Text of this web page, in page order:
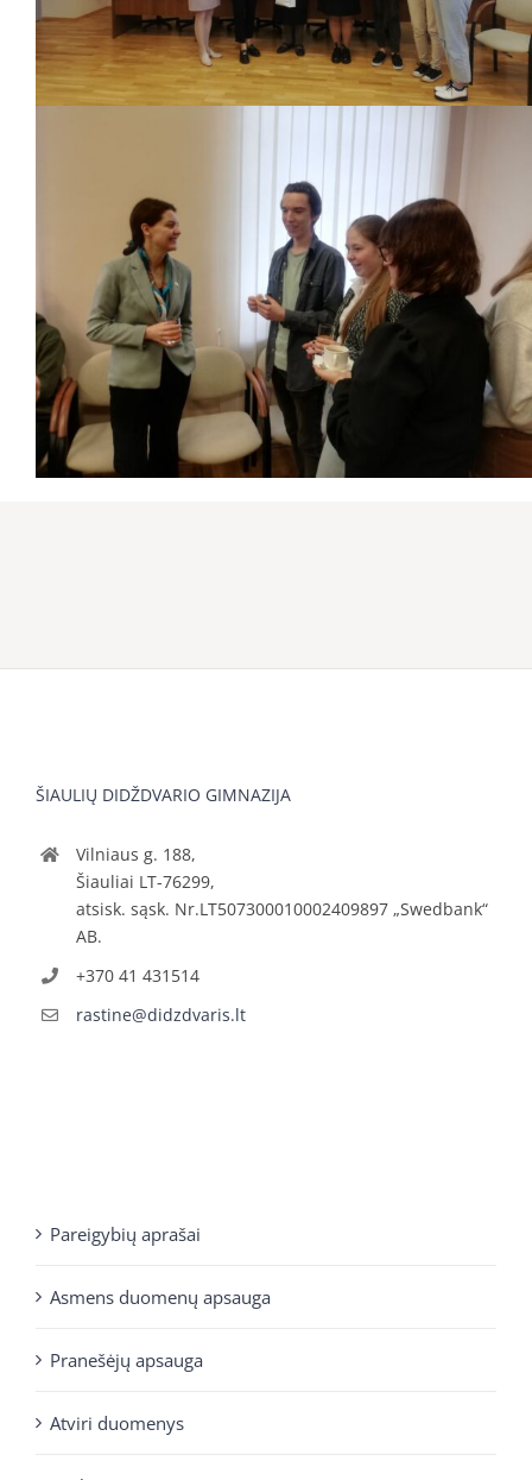
ŠIAULIŲ DIDŽDVARIO GIMNAZIJA
Vilniaus g. 188,
Šiauliai LT-76299,
atsisk. sąsk. Nr.LT507300010002409897 „Swedbank“
AB.
+370 41 431514
rastine@didzdvaris.lt
Pareigybių aprašai
Asmens duomenų apsauga
Pranešėjų apsauga
Atviri duomenys